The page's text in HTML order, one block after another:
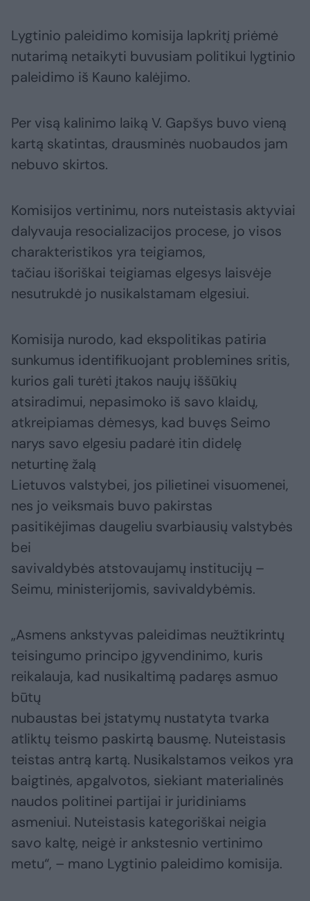
Lygtinio paleidimo komisija lapkritį priėmė
nutarimą netaikyti buvusiam politikui lygtinio
paleidimo iš Kauno kalėjimo.
Per visą kalinimo laiką V. Gapšys buvo vieną
kartą skatintas, drausminės nuobaudos jam
nebuvo skirtos.
Komisijos vertinimu, nors nuteistasis aktyviai
dalyvauja resocializacijos procese, jo visos
charakteristikos yra teigiamos,
tačiau išoriškai teigiamas elgesys laisvėje
nesutrukdė jo nusikalstamam elgesiui.
Komisija nurodo, kad ekspolitikas patiria
sunkumus identifikuojant problemines sritis,
kurios gali turėti įtakos naujų iššūkių
atsiradimui, nepasimoko iš savo klaidų,
atkreipiamas dėmesys, kad buvęs Seimo
narys savo elgesiu padarė itin didelę
neturtinę žalą
Lietuvos valstybei, jos pilietinei visuomenei,
nes jo veiksmais buvo pakirstas
pasitikėjimas daugeliu svarbiausių valstybės
bei
savivaldybės atstovaujamų institucijų –
Seimu, ministerijomis, savivaldybėmis.
„Asmens ankstyvas paleidimas neužtikrintų
teisingumo principo įgyvendinimo, kuris
reikalauja, kad nusikaltimą padaręs asmuo
būtų
nubaustas bei įstatymų nustatyta tvarka
atliktų teismo paskirtą bausmę. Nuteistasis
teistas antrą kartą. Nusikalstamos veikos yra
baigtinės, apgalvotos, siekiant materialinės
naudos politinei partijai ir juridiniams
asmeniui. Nuteistasis kategoriškai neigia
savo kaltę, neigė ir ankstesnio vertinimo
metu“, – mano Lygtinio paleidimo komisija.